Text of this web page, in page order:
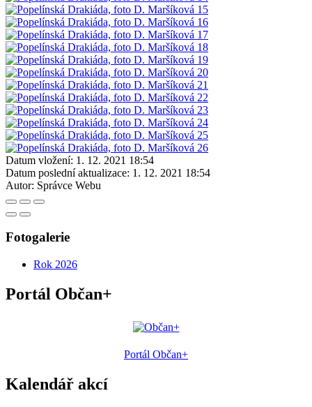
Datum vložení: 1. 12. 2021 18:54
Datum poslední aktualizace: 1. 12. 2021 18:54
Autor: Správce Webu
Fotogalerie
Rok 2026
Portál Občan+
Portál Občan+
Kalendář akcí